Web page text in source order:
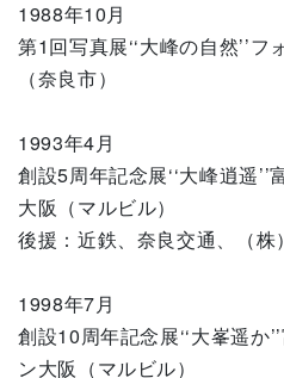
1988年10月
第1回写真展‘‘大峰の自然’’
（奈良市）
1993年4月
創設5周年記念展‘‘大峰逍遥
大阪（マルビル）
後援：近鉄、奈良交通、（株
1998年7月
創設10周年記念展‘‘大峯遥か
ン大阪（マルビル）